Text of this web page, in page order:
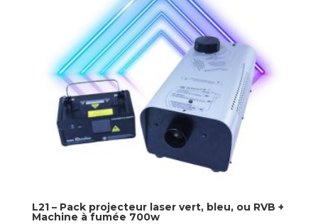
L21 – Pack projecteur laser vert, bleu, ou RVB +
Machine à fumée 700w